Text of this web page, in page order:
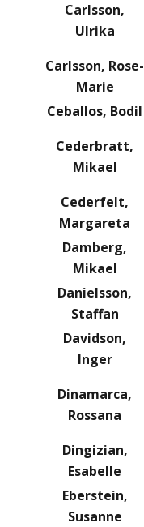
Carlsson,
Ulrika
Carlsson, Rose-
Marie
Ceballos, Bodil
Cederbratt,
Mikael
Cederfelt,
Margareta
Damberg,
Mikael
Danielsson,
Staffan
Davidson,
Inger
Dinamarca,
Rossana
Dingizian,
Esabelle
Eberstein,
Susanne